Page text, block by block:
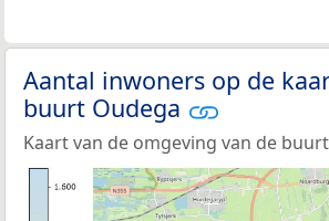
Aantal inwoners op de
buurt Oudega
Kaart van de omgeving van de